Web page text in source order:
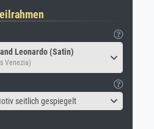
Leonardo (Satin)
Venezia)
seitlich gespiegelt